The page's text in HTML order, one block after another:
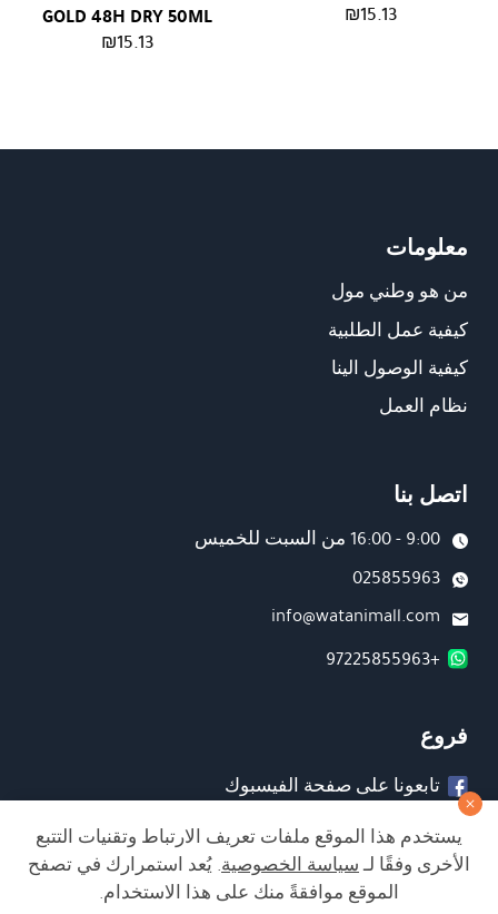
₪15.13
GOLD 48H DRY 50ML
₪15.13
معلومات
من هو وطني مول
كيفية عمل الطلبية
كيفية الوصول الينا
نظام العمل
اتصل بنا
9:00 - 16:00 من السبت للخميس
025855963
info@watanimall.com
+97225855963
فروع
تابعونا على صفحة الفيسبوك
يستخدم هذا الموقع ملفات تعريف الارتباط وتقنيات التتبع
الأخرى وفقًا لـسياسة الخصوصية. يُعد استمرارك في تصفح
الموقع موافقةً منك على هذا الاستخدام.